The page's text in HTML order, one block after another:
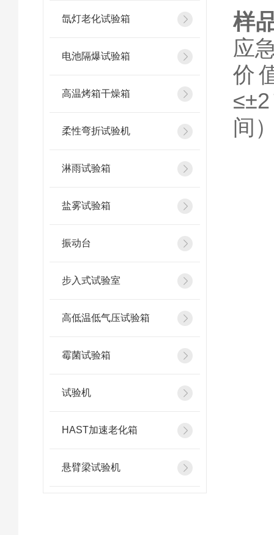
氙灯老化试验箱
电池隔爆试验箱
高温烤箱干燥箱
柔性弯折试验机
淋雨试验箱
盐雾试验箱
振动台
步入式试验室
高低温低气压试验箱
霉菌试验箱
试验机
HAST加速老化箱
悬臂梁试验机
样
应
价
间